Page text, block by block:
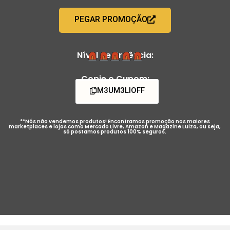
PEGAR PROMOÇÃO
Nível de Urgência:
Copie o Cupom:
M3UM3LIOFF
**Nós não vendemos produtos! Encontramos promoção nos maiores
marketplaces e lojas como Mercado Livre, Amazon e Magazine Luiza, ou seja,
só postamos produtos 100% seguros.